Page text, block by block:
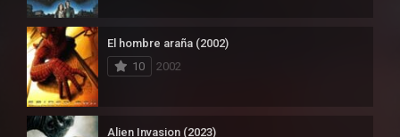
El hombre araña (2002)
10
2002
Alien Invasion (2023)